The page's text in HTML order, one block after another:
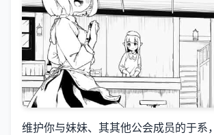
维护你与妹妹、其其他公会成员的于系